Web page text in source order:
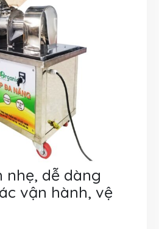
nhẹ, dễ dàng
vận hành, vệ